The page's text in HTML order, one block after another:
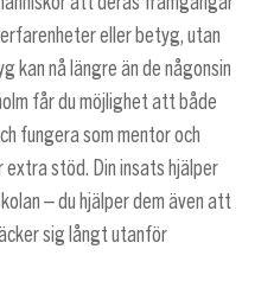
eller betyg, utan
kan nå längre än de någonsin
får du möjlighet att både
fungera som mentor och
stöd. Din insats hjälper
– du hjälper dem även att
sig långt utanför